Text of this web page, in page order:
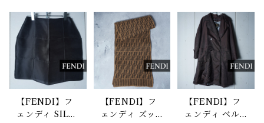
【FENDI】フ
ェンディ SILK
【FENDI】フ
ェンディ ズッ
【FENDI】フ
ェンディ ベル